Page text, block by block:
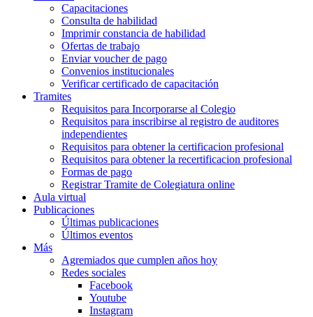
Capacitaciones
Consulta de habilidad
Imprimir constancia de habilidad
Ofertas de trabajo
Enviar voucher de pago
Convenios institucionales
Verificar certificado de capacitación
Tramites
Requisitos para Incorporarse al Colegio
Requisitos para inscribirse al registro de auditores
independientes
Requisitos para obtener la certificacion profesional
Requisitos para obtener la recertificacion profesional
Formas de pago
Registrar Tramite de Colegiatura online
Aula virtual
Publicaciones
Últimas publicaciones
Últimos eventos
Más
Agremiados que cumplen años hoy
Redes sociales
Facebook
Youtube
Instagram